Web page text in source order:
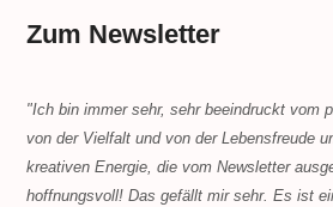
Zum Newsletter
"Ich bin immer sehr, sehr beeindruckt vom
von der Vielfalt und von der Lebensfreude
kreativen Energie, die vom Newsletter
hoffnungsvoll! Das gefällt mir sehr. Es ist